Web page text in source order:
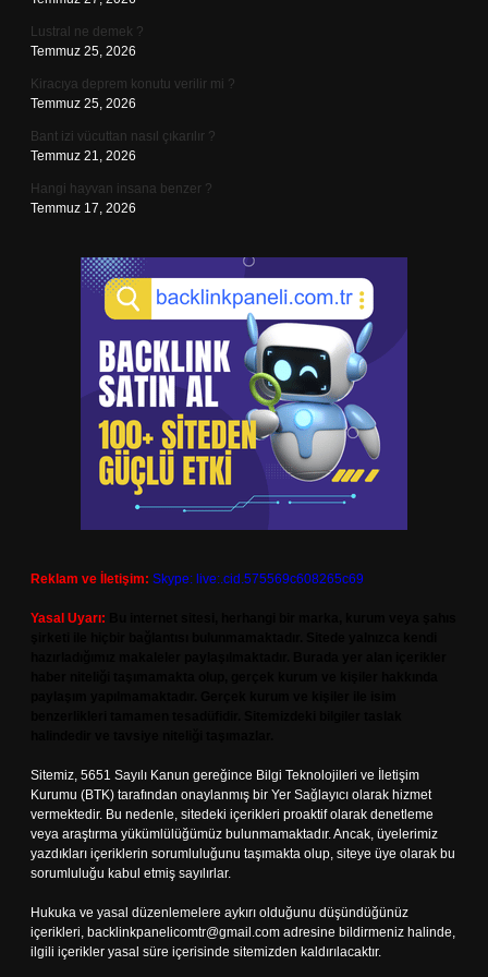
Lustral ne demek ?
Temmuz 25, 2026
Kiracıya deprem konutu verilir mi ?
Temmuz 25, 2026
Bant izi vücuttan nasıl çıkarılır ?
Temmuz 21, 2026
Hangi hayvan insana benzer ?
Temmuz 17, 2026
Reklam ve İletişim: Skype: live:.cid.575569c608265c69
Yasal Uyarı:
Sitemiz, 5651 Sayılı Kanun gereğince Bilgi Teknolojileri ve İletişim
Kurumu (BTK) tarafından onaylanmış bir Yer Sağlayıcı olarak hizmet
vermektedir. Bu nedenle, sitedeki içerikleri proaktif olarak denetleme
veya araştırma yükümlülüğümüz bulunmamaktadır. Ancak, üyelerimiz
yazdıkları içeriklerin sorumluluğunu taşımakta olup, siteye üye olarak bu
sorumluluğu kabul etmiş sayılırlar.
Hukuka ve yasal düzenlemelere aykırı olduğunu düşündüğünüz
içerikleri, backlinkpanelicomtr@gmail.com adresine bildirmeniz halinde,
ilgili içerikler yasal süre içerisinde sitemizden kaldırılacaktır.